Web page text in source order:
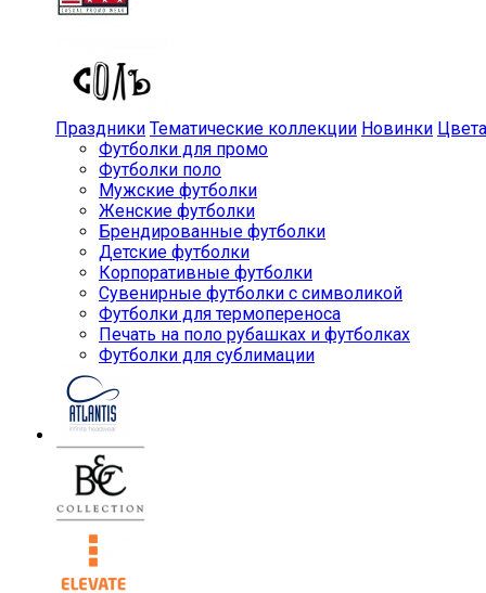
Праздники Тематические коллекции Новинки Цвета
Футболки для промо
Футболки поло
Мужские футболки
Женские футболки
Брендированные футболки
Детские футболки
Корпоративные футболки
Сувенирные футболки с символикой
Футболки для термопереноса
Печать на поло рубашках и футболках
Футболки для сублимации